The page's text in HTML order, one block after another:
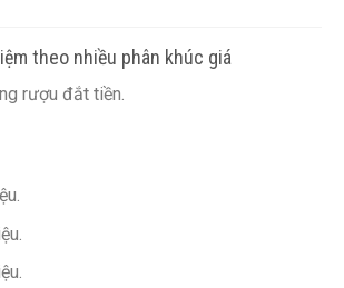
theo nhiều phân khúc giá
rượu đắt tiền.